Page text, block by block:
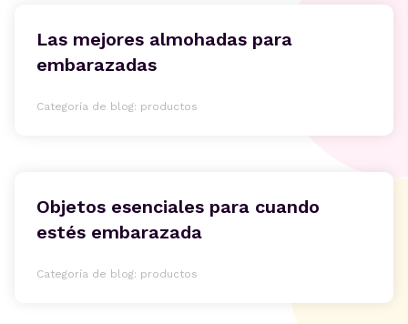
Las mejores almohadas para
embarazadas
Categoría de blog: productos
Objetos esenciales para cuando
estés embarazada
Categoría de blog: productos